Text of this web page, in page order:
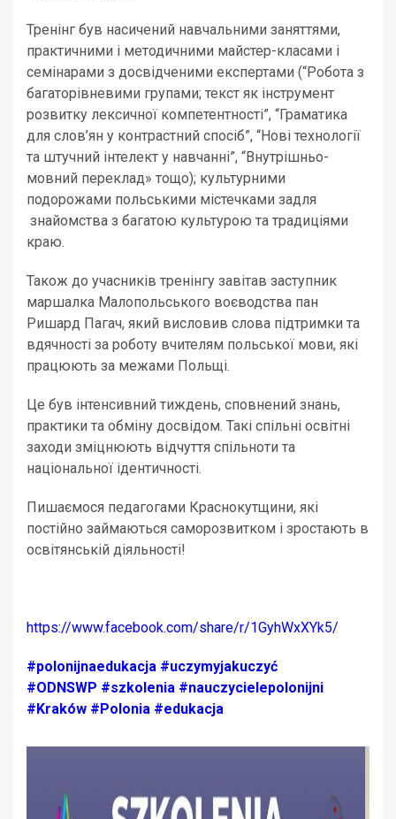
Тренінг був насичений навчальними заняттями,
практичними і методичними майстер-класами і
семінарами з досвідченими експертами (“Робота з
багаторівневими групами; текст як інструмент
розвитку лексичної компетентності”, “Граматика
для слов’ян у контрастний спосіб”, “Нові технології
та штучний інтелект у навчанні”, “Внутрішньо-
мовний переклад» тощо); культурними
подорожами польськими містечками задля
знайомства з багатою культурою та традиціями
краю.
Також до учасників тренінгу завітав заступник
маршалка Малопольського воєводства пан
Ришард Пагач, який висловив слова підтримки та
вдячності за роботу вчителям польської мови, які
працюють за межами Польщі.
Це був інтенсивний тиждень, сповнений знань,
практики та обміну досвідом. Такі спільні освітні
заходи зміцнюють відчуття спільноти та
національної ідентичності.
Пишаємося педагогами Краснокутщини, які
постійно займаються саморозвитком і зростають в
освітянській діяльності!
https://www.facebook.com/share/r/1GyhWxXYk5/
#polonijnaedukacja #uczymyjakuczyć
#ODNSWP #szkolenia #nauczycielepolonijni
#Kraków #Polonia #edukacja